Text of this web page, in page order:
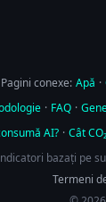
Pagini conexe: Apă ·
· FAQ ·
AI? · Cât
bazați pe
Termeni